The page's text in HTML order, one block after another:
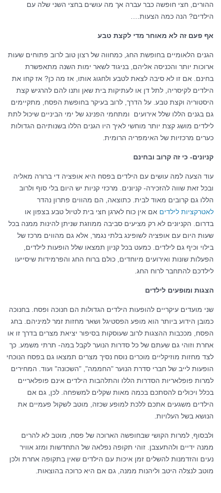
ההורים, חצי חופשה כבר עברה אך מה עושים בחצי השני שלה עם
הילדים? הנה כמה הצעות….
אף פעם זה לא מאוחר מדי לקצת טבע
הגנים הלאומיים בחופשת החג, כמחווה של רצון טוב לרוב פתוחים שעות
ארוכות יותר והכניסה אליהם, בניגוד לשאר ימות השנה מתאפשרת
בחינם. אם זו לא סיבה לצאת לטבע ולחגוג אותו, אז מה כן? אז קחו את
הילדים לקיסריה, לתל דן או לעתיקות בית שאן ותנו להם להרגיש קצת
היסטוריה וקצת טבע. על הדרך, לרוב בעיקר בחופשת הפסח, מתקיימים
גם בגנים הללו שלל אירועים ומתחמי הפנינג של ימי הביניים שיכול לתת
לילדים מושג קצת יותר מוחשי לאיך היו הגנים הללו בשנותיהם הגדולות
כערים מרכזיות של האימפריה הרומית.
קניונים- כי זה קרוב ובחינם
עוד הצעה למה עושים עם הילדים בפסח היא אופציה די ברורה מאליה
ובכל זאת שווה להזכירה- קניונים. מרכזי קניות יש היום בלי סוף ולרוב
הללו גם קרובים מאוד לבית. כתוצאה, הם מהווים פתרון נהדר
לאטרקציות לילדים אם אין כוח לארגן חצי בית לטיול טבע בצפון או
בדרום. הקניונים לא רק מציעים סביבה ממוזגת שניתן להינות ממנה בכל
שעות היום עם אופציה לשופינג בלתי נגמר, אלא גם מהווים מרכז של
בילוי וכיף גם לילדים. כמעט בכל קניון תמצאו שלל הופעות לילדים,
הפעלות שונות ואירועים מיוחדים, כולם ברוח החג והפרמידות שיסייעו
לילדכם להתחבר לרוח החג.
הצגות ומופעים לילדים
שני מועדים עיקריים להופעות הילדים הגדולות הם חנוכה ופסח. בחנוכה
כמובן הידוע ביותר הוא מופע הפסטיגל ושאר מחזות זמר למיניהם. בחג
הפסח, מככבות ההצגות לרוב שעוסקות בסיפור יציאת מצרים בדרך זו או
אחרת וזוהי גם שעתם של כל סדרות הנוער לקבל במה- תרתי משמע. כך
לצד מחזות מוזיקליים מוכרים נוסח נסיך מצרים תמצאו גם בפסח הנוכחי
הופעות לייב של חברי סדרת הנוער "החממה", "השכונה" ועוד. המחירים
למרות פופלאריות הסדרות הללו והתלהבות הילדים אינם פופלאריים
בכלל ויכולים להסתכם בכמה מאות שקלים למשפחה. לכן, גם אם
הילדים משגעים אתכם ללכת למופע שכזה, מוטב לשקול פעמיים את
הנושא בשל העלויות.
ולבסוף, למרות הקושי שבחופשה הארוכה של פסח, מוטב לא להרים
ממנה ידיים ולהתעצבן. זוהי תקופה נפלאה של התחדשות ומזג אוויר
נעים והזדמנות להשלים זמן איכות עם הילדים שאין בתקופה אחרת ולכן
מוטב לנצלה היטב וליהנות ממנה, גם אם היא כרוכה בהוצאות.